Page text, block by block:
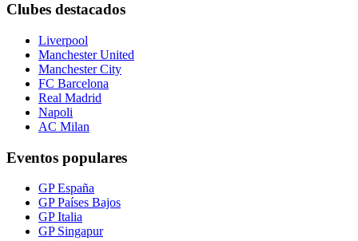
Clubes destacados
Liverpool
Manchester United
Manchester City
FC Barcelona
Real Madrid
Napoli
AC Milan
Eventos populares
GP España
GP Países Bajos
GP Italia
GP Singapur